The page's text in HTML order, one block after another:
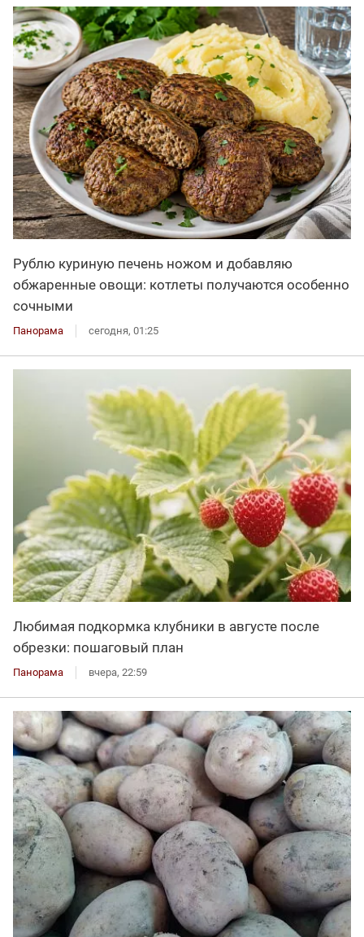
Рублю куриную печень ножом и добавляю
обжаренные овощи: котлеты получаются особенно
сочными
Панорама сегодня, 01:25
Любимая подкормка клубники в августе после
обрезки: пошаговый план
Панорама вчера, 22:59